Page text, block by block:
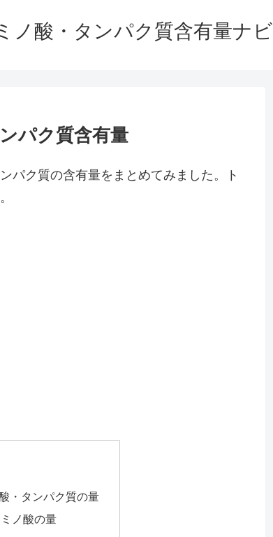
ノ酸・タンパク質含有量ナビ
パク質含有量
パク質の含有量をまとめてみました。ト
・タンパク質の量
ノ酸の量